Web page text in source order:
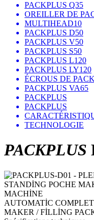
PACKPLUS Q35
OREILLER DE
MULTIHEAD10
PACKPLUS D50
PACKPLUS V50
PACKPLUS S50
PACKPLUS L120
PACKPLUS LY120
ÉCROUS DE
PACKPLUS VA65
PACKPLUS
PACKPLUS
TECHNOLOGIE
PACKPLUS
AUTOMATİC
MAKER / FİLLİNG